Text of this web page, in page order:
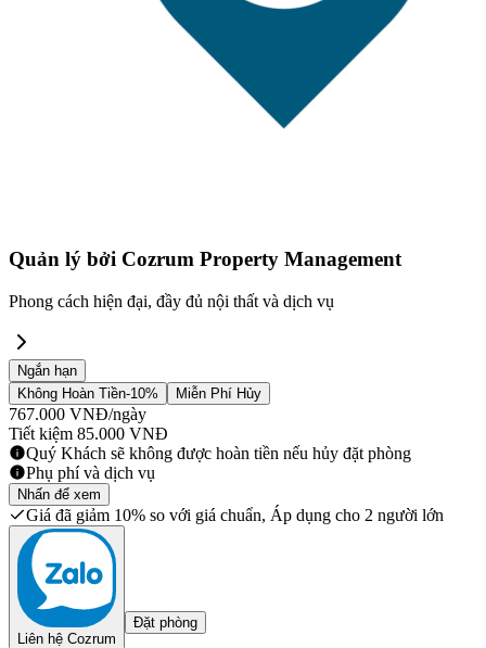
Quản lý bởi Cozrum Property Management
Phong cách hiện đại, đầy đủ nội thất và dịch vụ
Ngắn hạn
Không Hoàn Tiền-10% Miễn Phí Hủy
767.000 VNĐ/ngày
Tiết kiệm 85.000 VNĐ
Quý Khách sẽ không được hoàn tiền nếu hủy đặt phòng
Phụ phí và dịch vụ
Nhấn để xem
Giá đã giảm 10% so với giá chuẩn, Áp dụng cho 2 người lớn
Liên hệ Cozrum
Đặt phòng